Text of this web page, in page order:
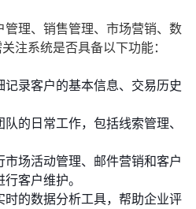
理、销售管理、市场营销、数
注系统是否具备以下功能：
记录客户的基本信息、交易历史
队的日常工作，包括线索管理、
市场活动管理、邮件营销和客户
客户维护。
时的数据分析工具，帮助企业评